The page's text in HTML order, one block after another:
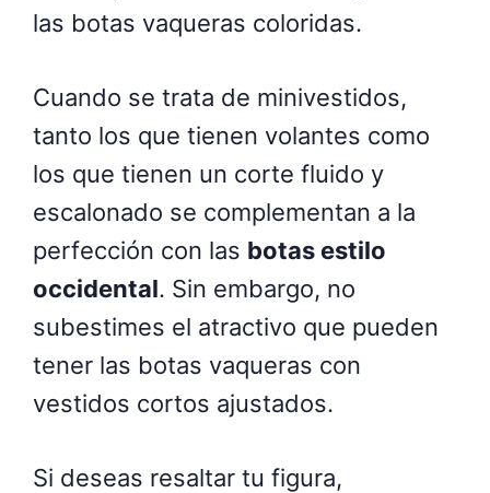
las botas vaqueras coloridas.
Cuando se trata de minivestidos,
tanto los que tienen volantes como
los que tienen un corte fluido y
escalonado se complementan a la
perfección con las botas estilo
occidental. Sin embargo, no
subestimes el atractivo que pueden
tener las botas vaqueras con
vestidos cortos ajustados.
Si deseas resaltar tu figura,